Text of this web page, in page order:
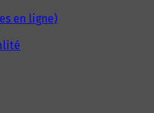
en ligne)